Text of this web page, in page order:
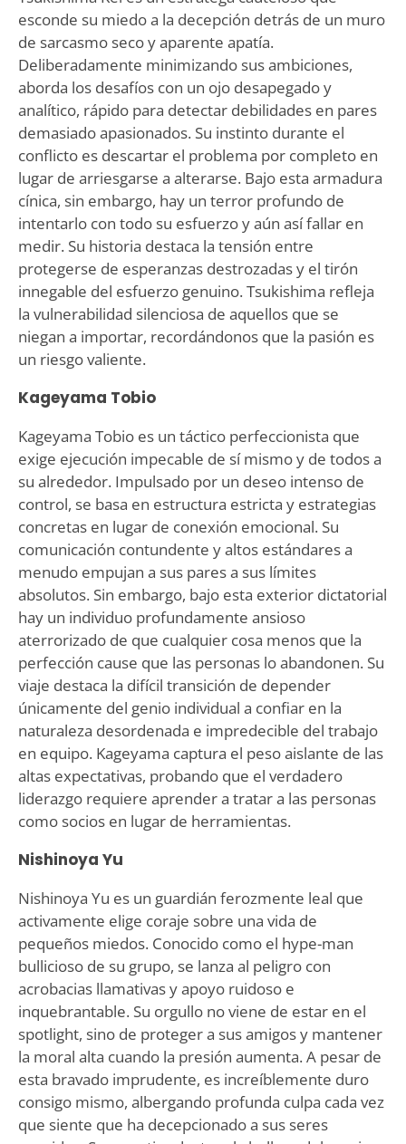
esconde su miedo a la decepción detrás de un muro
de sarcasmo seco y aparente apatía.
Deliberadamente minimizando sus ambiciones,
aborda los desafíos con un ojo desapegado y
analítico, rápido para detectar debilidades en pares
demasiado apasionados. Su instinto durante el
conflicto es descartar el problema por completo en
lugar de arriesgarse a alterarse. Bajo esta armadura
cínica, sin embargo, hay un terror profundo de
intentarlo con todo su esfuerzo y aún así fallar en
medir. Su historia destaca la tensión entre
protegerse de esperanzas destrozadas y el tirón
innegable del esfuerzo genuino. Tsukishima refleja
la vulnerabilidad silenciosa de aquellos que se
niegan a importar, recordándonos que la pasión es
un riesgo valiente.
Kageyama Tobio
Kageyama Tobio es un táctico perfeccionista que
exige ejecución impecable de sí mismo y de todos a
su alrededor. Impulsado por un deseo intenso de
control, se basa en estructura estricta y estrategias
concretas en lugar de conexión emocional. Su
comunicación contundente y altos estándares a
menudo empujan a sus pares a sus límites
absolutos. Sin embargo, bajo esta exterior dictatorial
hay un individuo profundamente ansioso
aterrorizado de que cualquier cosa menos que la
perfección cause que las personas lo abandonen. Su
viaje destaca la difícil transición de depender
únicamente del genio individual a confiar en la
naturaleza desordenada e impredecible del trabajo
en equipo. Kageyama captura el peso aislante de las
altas expectativas, probando que el verdadero
liderazgo requiere aprender a tratar a las personas
como socios en lugar de herramientas.
Nishinoya Yu
Nishinoya Yu es un guardián ferozmente leal que
activamente elige coraje sobre una vida de
pequeños miedos. Conocido como el hype-man
bullicioso de su grupo, se lanza al peligro con
acrobacias llamativas y apoyo ruidoso e
inquebrantable. Su orgullo no viene de estar en el
spotlight, sino de proteger a sus amigos y mantener
la moral alta cuando la presión aumenta. A pesar de
esta bravado imprudente, es increíblemente duro
consigo mismo, albergando profunda culpa cada vez
que siente que ha decepcionado a sus seres